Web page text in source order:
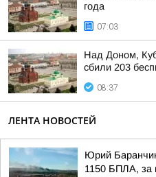
года
07:03
Над Доном,
сбили 203
08:37
ЛЕНТА НОВОСТЕЙ
Юрий
1150 БПЛА, за